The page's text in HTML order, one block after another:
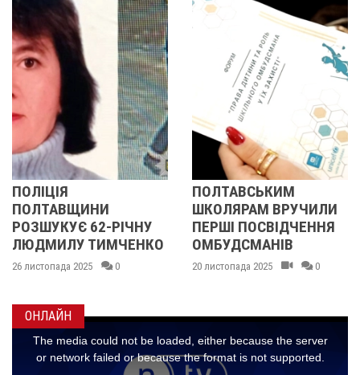
62-РІЧНУ
ТИМЧЕНКО
2025 0
ПОЛТАВСЬКИМ
ШКОЛЯРАМ ВРУЧИЛИ
ПЕРШІ ПОСВІДЧЕННЯ
ОМБУДСМАНІВ
20 листопада 2025 0
ОНЛАЙН